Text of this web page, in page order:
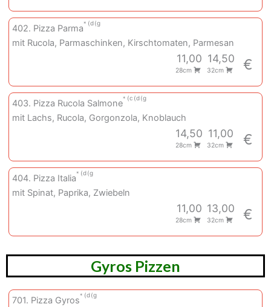
402. Pizza Parma
d g
mit Rucola, Parmaschinken, Kirschtomaten, Parmesan
11,00
28cm
14,50
32cm €
403. Pizza Rucola Salmone
c d g
mit Lachs, Rucola, Gorgonzola, Knoblauch
14,50
28cm
11,00
32cm €
404. Pizza Italia
d g
mit Spinat, Paprika, Zwiebeln
11,00
28cm
13,00
32cm €
Gyros Pizzen
701. Pizza Gyros
d g